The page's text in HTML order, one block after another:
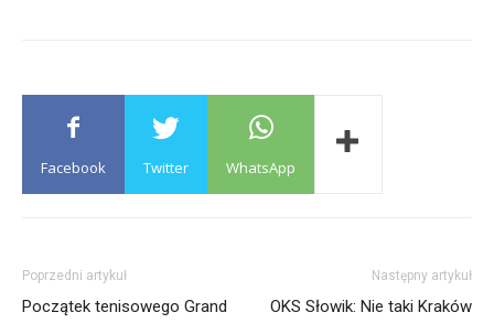
Facebook Twitter WhatsApp
Poprzedni artykuł
Początek tenisowego Grand
Następny artykuł
OKS Słowik: Nie taki Kraków